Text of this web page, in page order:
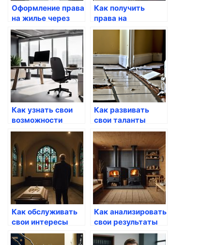
Оформление права
на жилье через
Госуслуги
Как получить
права на
автомобиль через
Госуслуги
Как узнать свои
возможности
через Госуслуги
Как развивать
свои таланты
через госуслуги
Как обслуживать
свои интересы
через госуслуги
Как анализировать
свои результаты
через Госуслуги